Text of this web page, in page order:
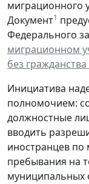
миграционного
Документ1
Федерального
миграционном
без
Инициатива
полномочием:
должностные
вводить
иностранцев по
пребывания на
муниципальных